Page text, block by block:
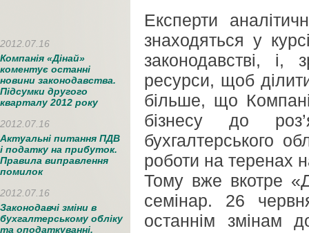
2012.07.16
Компанія «Дінай»
коментує останні
новини законодавства.
Підсумки другого
кварталу 2012 року
2012.07.16
Актуальні питання ПДВ
і податку на прибуток.
Правила виправлення
помилок
2012.07.16
Законодавчі зміни в
бухгалтерському обліку
та оподаткуванні.
Експерти
знаходяться у
законодавстві, і,
ресурси, щоб
більше, що
бізнесу до
бухгалтерського
роботи на теренах
Тому вже вкотре
семінар. 26
останнім змінам